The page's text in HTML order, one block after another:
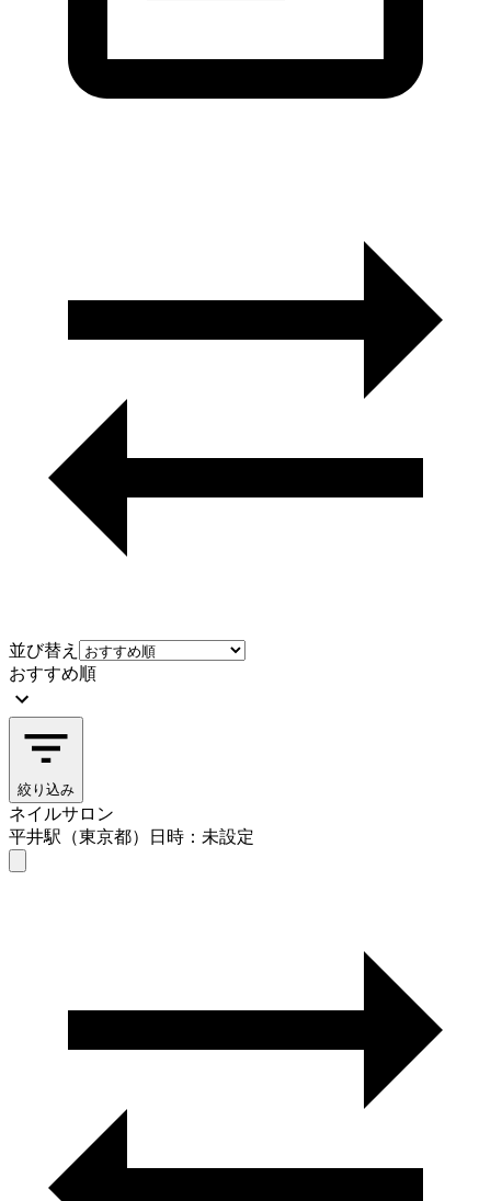
並び替え
おすすめ順
絞り込み
ネイルサロン
平井駅（東京都）
日時：未設定